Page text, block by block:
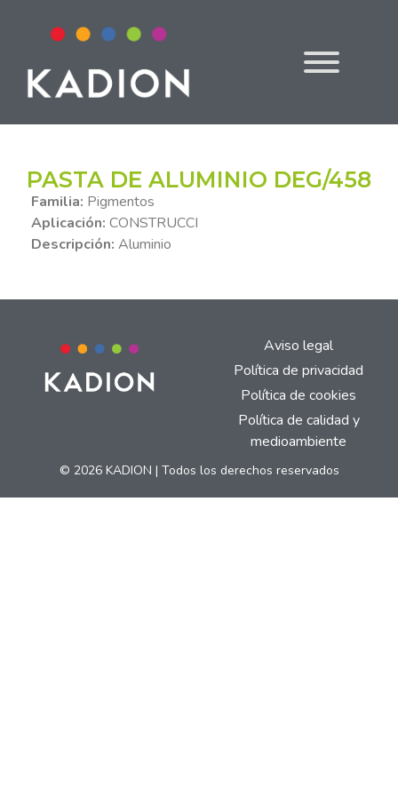
PASTA DE ALUMINIO DEG/458
Familia: Pigmentos
Aplicación: CONSTRUCCI
Descripción: Aluminio
Aviso legal
Política de privacidad
Política de cookies
Política de calidad y
medioambiente
© 2026 KADION | Todos los derechos reservados